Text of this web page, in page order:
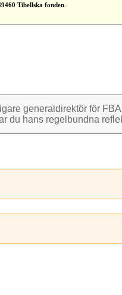
Tibellska fonden.
general­direktör för
du hans regel­bundna